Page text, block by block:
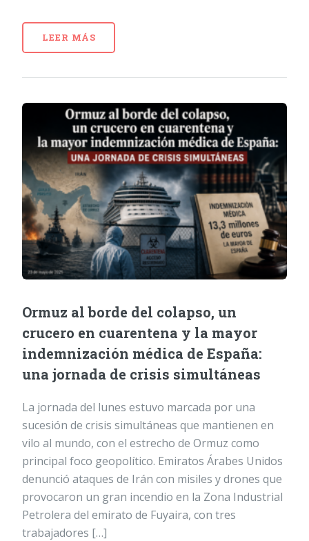
LEER MÁS
Ormuz al borde del colapso, un
crucero en cuarentena y la mayor
indemnización médica de España:
una jornada de crisis simultáneas
La jornada del lunes estuvo marcada por una
sucesión de crisis simultáneas que mantienen en
vilo al mundo, con el estrecho de Ormuz como
principal foco geopolítico. Emiratos Árabes Unidos
denunció ataques de Irán con misiles y drones que
provocaron un gran incendio en la Zona Industrial
Petrolera del emirato de Fuyaira, con tres
trabajadores […]